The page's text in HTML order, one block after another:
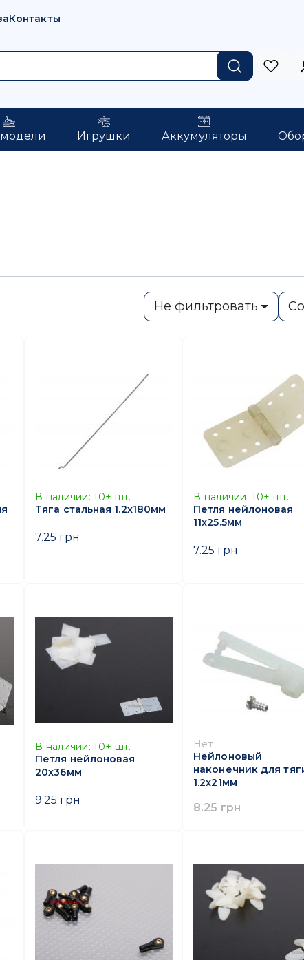
Контакты
Игрушки Аккумуляторы
Не фильтровать
В наличии: 10+ шт.
Тяга стальная 1.2х180мм
7.25 грн
В наличии: 10+ шт.
Петля нейлоновая
11x25.5мм
7.25 грн
В наличии: 10+ шт.
Петля нейлоновая
20x36мм
9.25 грн
Нет
Нейлоновый
наконечник для
1.2x21мм
8.25 грн